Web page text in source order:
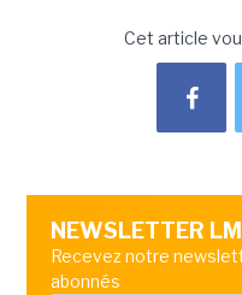
Cet article
NEWSLETTER LMI
Recevez notre
abonnés